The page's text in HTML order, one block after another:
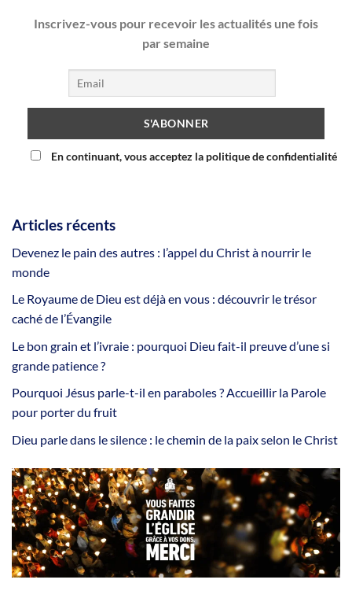
Inscrivez-vous pour recevoir les actualités une fois
par semaine
En continuant, vous acceptez la politique de confidentialité
Articles récents
Devenez le pain des autres : l’appel du Christ à nourrir le
monde
Le Royaume de Dieu est déjà en vous : découvrir le trésor
caché de l’Évangile
Le bon grain et l’ivraie : pourquoi Dieu fait-il preuve d’une si
grande patience ?
Pourquoi Jésus parle-t-il en paraboles ? Accueillir la Parole
pour porter du fruit
Dieu parle dans le silence : le chemin de la paix selon le Christ